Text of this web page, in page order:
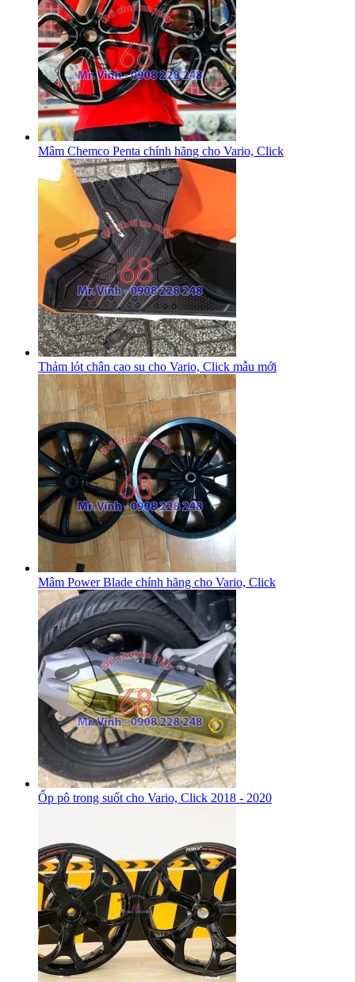
Mâm Chemco Penta chính hãng cho Vario, Click
Thảm lót chân cao su cho Vario, Click mẫu mới
Mâm Power Blade chính hãng cho Vario, Click
Ốp pô trong suốt cho Vario, Click 2018 - 2020